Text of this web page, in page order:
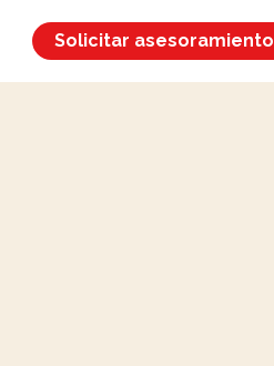
Solicitar asesoramiento